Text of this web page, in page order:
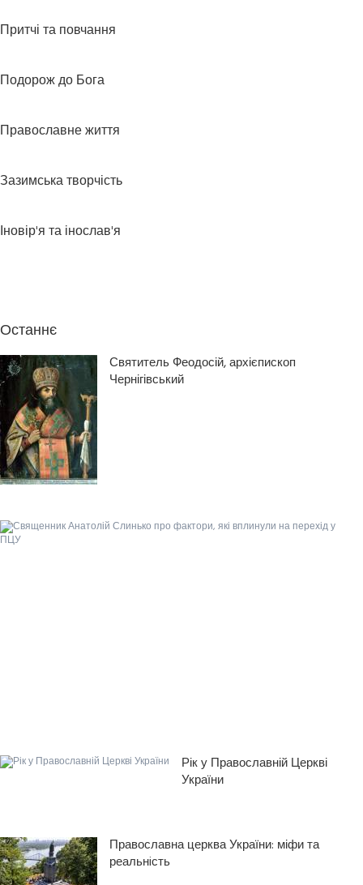
Притчі та повчання
Подорож до Бога
Православне життя
Зазимська творчість
Іновір'я та інослав'я
Останнє
Святитель Феодосій, архієпископ
Чернігівський
Рік у Православній Церкві
України
Православна церква України: міфи та
реальнiсть